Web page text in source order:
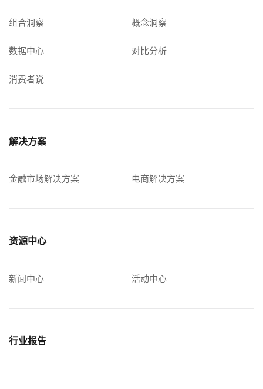
组合洞察 概念洞察
数据中心 对比分析
消费者说
解决方案
金融市场解决方案 电商解决方案
资源中心
新闻中心 活动中心
行业报告